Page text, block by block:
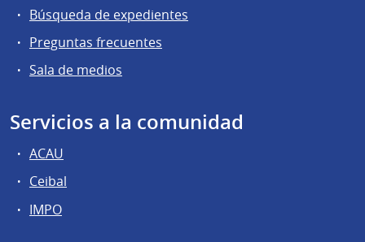
Búsqueda de expedientes
Preguntas frecuentes
Sala de medios
Servicios a la comunidad
ACAU
Ceibal
IMPO